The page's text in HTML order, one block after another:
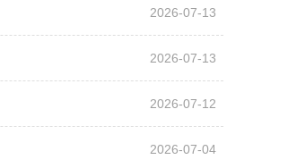
2026-07-13
2026-07-13
2026-07-12
2026-07-04